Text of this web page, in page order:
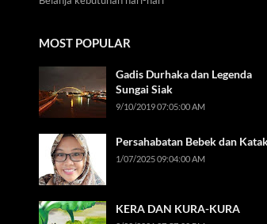
MOST POPULAR
Gadis Durhaka dan Legenda
Sungai Siak
9/10/2019 07:05:00 AM
Persahabatan Bebek dan
1/07/2025 09:04:00 AM
KERA DAN KURA-KURA